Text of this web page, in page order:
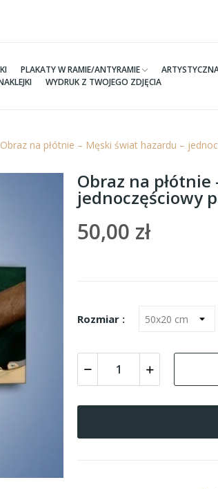
PLAKATY W RAMIE/ANTYRAMIE
WYDRUK Z TWOJEGO ZDJĘCIA
Obraz na płótnie – Męski świat hazardu –
Obraz na
jednoczęściowy
50,00 zł
Rozmiar :